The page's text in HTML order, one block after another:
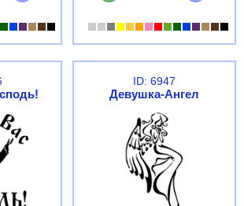
ID: 6947
Девушка-Ангел